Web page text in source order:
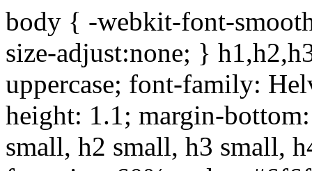
body { -webkit-font-
size-adjust:none; }
uppercase; font-family:
height: 1.1; margin-
small, h2 small, h3 small,